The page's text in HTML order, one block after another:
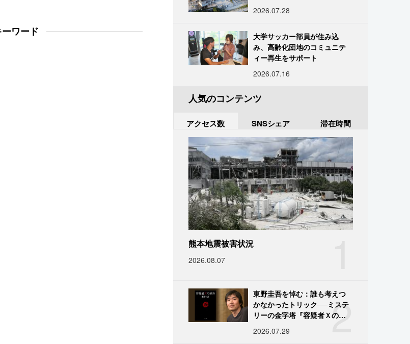
ワード
2026.07.28
大学サッカー部員が住み込
み、高齢化団地のコミュニテ
ィー再生をサポート
2026.07.16
人気のコンテンツ
アクセス数 SNSシェア 滞在時間
熊本地震被害状況
2026.08.07
2
東野圭吾を悼む：誰も考えつ
かなかったトリック──ミステ
リーの金字塔『容疑者Ｘの献
2026.07.29